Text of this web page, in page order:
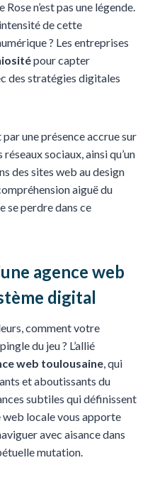
n’est pas une légende.
de cette
? Les entreprises
pour capter
des stratégies digitales
une présence accrue sur
sociaux, ainsi qu’un
des sites web au design
aiguë du
se perdre dans ce
agence web
digital
comment votre
du jeu ? L’allié
web toulousaine , qui
et aboutissants du
subtiles qui définissent
locale vous apporte
avec aisance dans
mutation.